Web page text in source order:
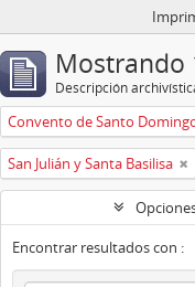
Mostrando
Descripción
San Julián y Santa Basilisa
Encontrar resultados con :